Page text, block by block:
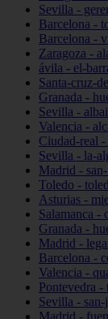
Sevilla -
Barcelona -
Barcelona -
Zaragoza -
ávila - el-
Santa-cruz-
Granada -
Sevilla -
Valencia -
Ciudad-real
Sevilla - la-
Madrid -
Toledo -
Asturias -
Salamanca -
Granada -
Madrid -
Barcelona -
Valencia -
Pontevedra -
Sevilla -
Madrid -